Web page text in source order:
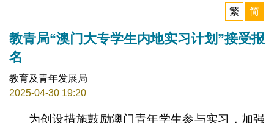
繁
简
教青局“澳门大专学生内地实习计划”接受报
名
教育及青年发展局
2025-04-30 19:20
为创设措施鼓励澳门青年学生参与实习，加强